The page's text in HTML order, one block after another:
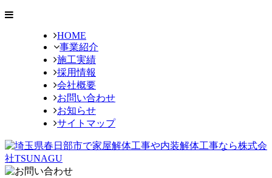
HOME
事業紹介
施工実績
採用情報
会社概要
お問い合わせ
お知らせ
サイトマップ